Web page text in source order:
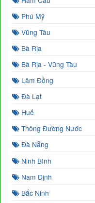
Phú Mỹ
Vũng Tàu
Bà Rịa
Bà Rịa - Vũng Tàu
Lâm Đồng
Đà Lạt
Huế
Thông Đường Nước
Đà Nẵng
Ninh Bình
Nam Định
Bắc Ninh